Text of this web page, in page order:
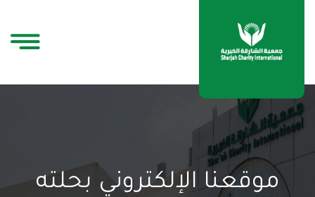
موقعنا الإلكتروني بحلته